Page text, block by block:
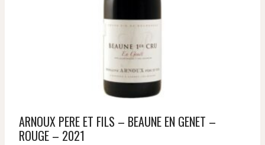
ARNOUX PERE ET FILS – BEAUNE EN GENET –
ROUGE – 2021